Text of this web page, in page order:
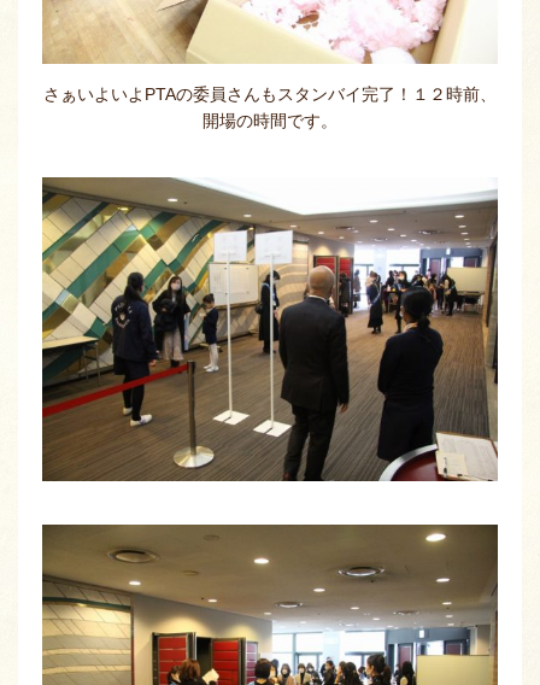
さぁいよいよPTAの委員さんもスタンバイ完了！１２時前、
開場の時間です。